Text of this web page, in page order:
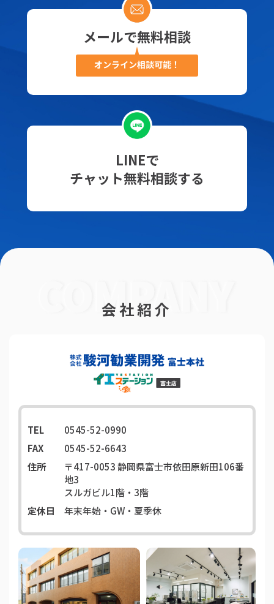
メールで無料相談
オンライン相談可能！
LINEで
チャット無料相談する
会社紹介
TEL
0545-52-0990
FAX
0545-52-6643
住所
〒417-0053静岡県富士市依田原新田106番
地3
スルガビル1階・3階
定休日
年末年始・GW・夏季休